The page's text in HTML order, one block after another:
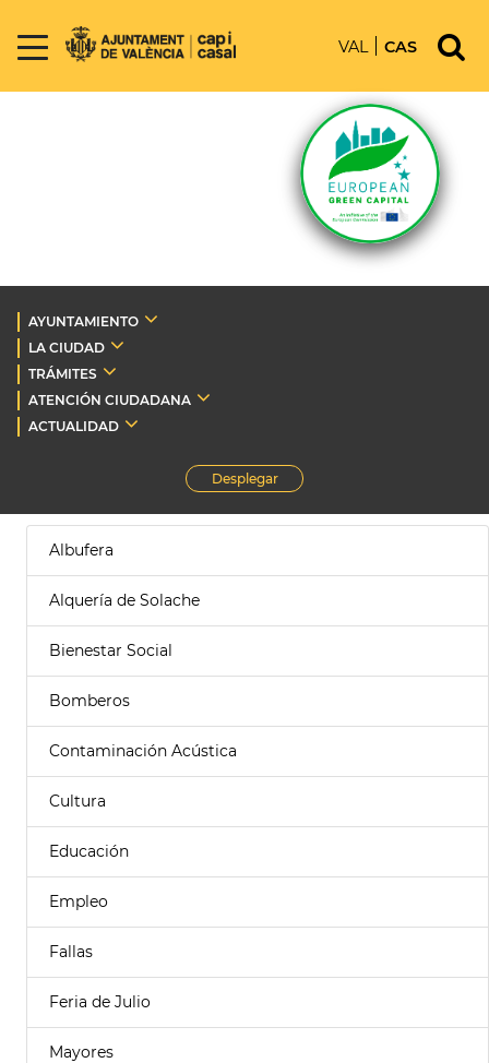
VAL CAS
AYUNTAMIENTO
LA CIUDAD
TRÁMITES
ATENCIÓN CIUDADANA
ACTUALIDAD
Desplegar
Albufera
Alquería de Solache
Bienestar Social
Bomberos
Contaminación Acústica
Cultura
Educación
Empleo
Fallas
Feria de Julio
Mayores